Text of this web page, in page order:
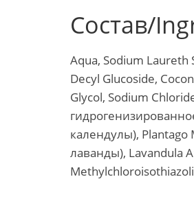
Состав/
Aqua, Sodium
Decyl Glucoside,
Glycol, Sodium
календулы), Plantago
лаванды), Lavandula